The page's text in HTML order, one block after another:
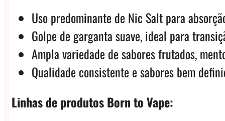
Uso predominante de Nic Salt para
Golpe de garganta suave, ideal para
Ampla variedade de sabores frutados,
Qualidade consistente e sabores bem
Linhas de produtos Born to Vape: